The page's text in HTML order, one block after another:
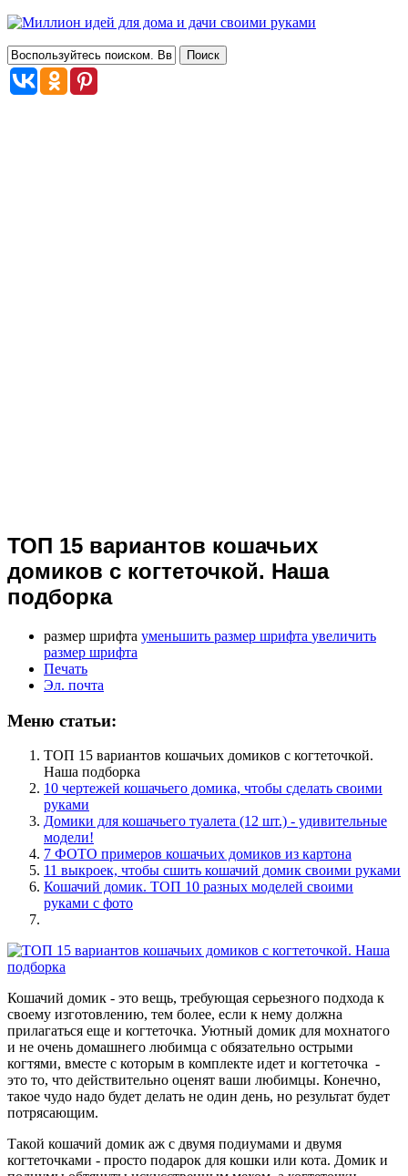
ТОП 15 вариантов кошачьих
домиков с когтеточкой. Наша
подборка
размер шрифта уменьшить размер шрифта увеличить
размер шрифта
Печать
Эл. почта
Меню статьи:
ТОП 15 вариантов кошачьих домиков с когтеточкой.
Наша подборка
10 чертежей кошачьего домика, чтобы сделать своими
руками
Домики для кошачьего туалета (12 шт.) - удивительные
модели!
7 ФОТО примеров кошачьих домиков из картона
11 выкроек, чтобы сшить кошачий домик своими руками
Кошачий домик. ТОП 10 разных моделей своими
руками с фото
Кошачий домик - это вещь, требующая серьезного подхода к
своему изготовлению, тем более, если к нему должна
прилагаться еще и когтеточка. Уютный домик для мохнатого
и не очень домашнего любимца с обязательно острыми
когтями, вместе с которым в комплекте идет и когтеточка -
это то, что действительно оценят ваши любимцы. Конечно,
такое чудо надо будет делать не один день, но результат будет
потрясающим.
Такой кошачий домик аж с двумя подиумами и двумя
когтеточками - просто подарок для кошки или кота. Домик и